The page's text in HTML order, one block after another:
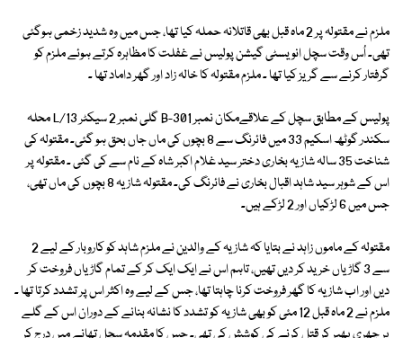
ملزم نے مقتولہ پر 2 ماہ قبل بھی قاتلانہ حملہ کیا تھا، جس میں وہ شدید زخمی ہوگئی
تھی۔ اُس وقت سچل انویسٹی گیشن پولیس نے غفلت کا مظاہرہ کرتے ہوئے ملزم کو
گرفتار کرنے سے گریز کیا تھا ۔ ملزم مقتولہ کا خالہ زاد اور گھر داماد تھا ۔
پولیس کے مطابق سچل کے علاقےمکان نمبر B-301 گلی نمبر 2 سیکٹر L/13 محلہ
سکندر گوٹھ اسکیم 33 میں فائرنگ سے 8 بچوں کی ماں جاں بحق ہو گئی۔ مقتولہ کی
شناخت 35 سالہ شازیہ بخاری دختر سید غلام اکبر شاہ کے نام سے کی گئی ۔ مقتولہ پر
اس کے شوہر سید شاہد اقبال بخاری نے فائرنگ کی۔ مقتولہ شازیہ 8 بچوں کی ماں تھی،
جس میں 6 لڑکیاں اور 2 لڑکے ہیں۔
مقتولہ کے ماموں زاہد نے بتایا کہ شازیہ کے والدین نے ملزم شاہد کو کاروبار کے لیے 2
سے 3 گاڑیاں خرید کر دیں تھیں، تاہم اس نے ایک ایک کر کے تمام گاڑیاں فروخت کر
دیں اور اب شازیہ کا گھر فروخت کرنا چاہتا تھا، جس کے لیے وہ اکثر اس پر تشدد کرتا تھا ۔
ملزم نے 2 ماہ قبل 12 مئی کو بھی شازیہ کو تشدد کا نشانہ بنانے کے دوران اس کے گلے